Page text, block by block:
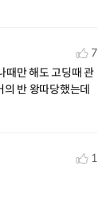
7
때만 해도 고딩때 관
의 반 왕따당했는데
1